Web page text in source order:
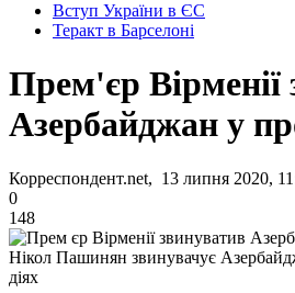
Вступ України в ЄС
Теракт в Барселоні
Прем'єр Вірменії
Азербайджан у
Корреспондент.net, 13 липня 2020,
0
148
Нікол Пашинян звинувачує
діях